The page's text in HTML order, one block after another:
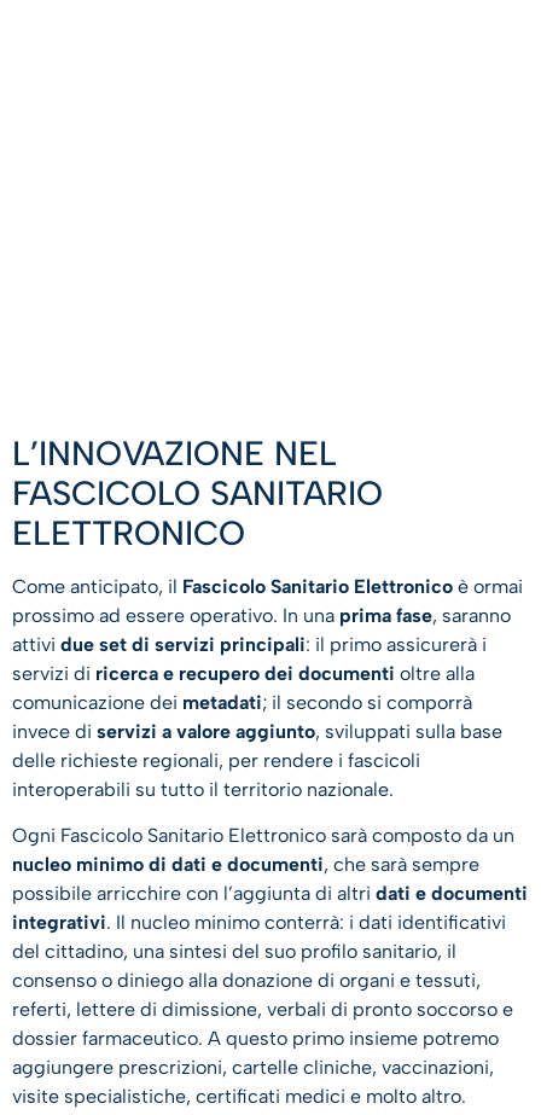
L’INNOVAZIONE NEL
FASCICOLO SANITARIO
ELETTRONICO
Come anticipato, il Fascicolo Sanitario Elettronico è ormai
prossimo ad essere operativo. In una prima fase, saranno
attivi due set di servizi principali: il primo assicurerà i
servizi di ricerca e recupero dei documenti oltre alla
comunicazione dei metadati; il secondo si comporrà
invece di servizi a valore aggiunto, sviluppati sulla base
delle richieste regionali, per rendere i fascicoli
interoperabili su tutto il territorio nazionale.
Ogni Fascicolo Sanitario Elettronico sarà composto da un
nucleo minimo di dati e documenti, che sarà sempre
possibile arricchire con l’aggiunta di altri dati e documenti
integrativi. Il nucleo minimo conterrà: i dati identificativi
del cittadino, una sintesi del suo profilo sanitario, il
consenso o diniego alla donazione di organi e tessuti,
referti, lettere di dimissione, verbali di pronto soccorso e
dossier farmaceutico. A questo primo insieme potremo
aggiungere prescrizioni, cartelle cliniche, vaccinazioni,
visite specialistiche, certificati medici e molto altro.